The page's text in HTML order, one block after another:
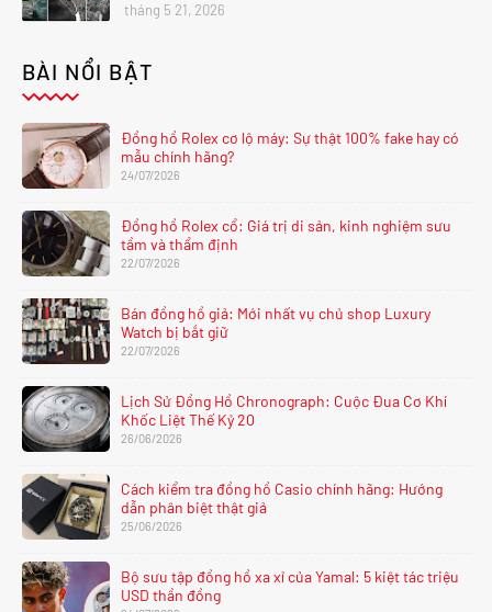
tháng 5 21, 2026
BÀI NỔI BẬT
Đồng hồ Rolex cơ lộ máy: Sự thật 100% fake hay có
mẫu chính hãng?
24/07/2026
Đồng hồ Rolex cổ: Giá trị di sản, kinh nghiệm sưu
tầm và thẩm định
22/07/2026
Bán đồng hồ giả: Mới nhất vụ chủ shop Luxury
Watch bị bắt giữ
22/07/2026
Lịch Sử Đồng Hồ Chronograph: Cuộc Đua Cơ Khí
Khốc Liệt Thế Kỷ 20
26/06/2026
Cách kiểm tra đồng hồ Casio chính hãng: Hướng
dẫn phân biệt thật giả
25/06/2026
Bộ sưu tập đồng hồ xa xỉ của Yamal: 5 kiệt tác triệu
USD thần đồng